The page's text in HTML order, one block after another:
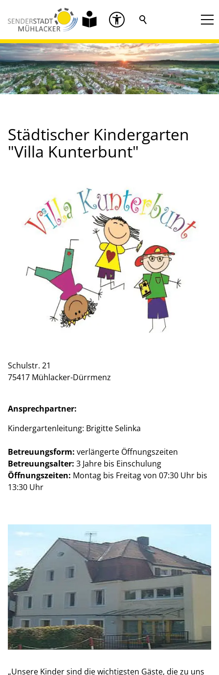
Städtischer Kindergarten
"Villa Kunterbunt"
Schulstr. 21
75417 Mühlacker-Dürrmenz
Ansprechpartner:
Kindergartenleitung: Brigitte Selinka
Betreuungsform: verlängerte Öffnungszeiten
Betreuungsalter: 3 Jahre bis Einschulung
Öffnungszeiten: Montag bis Freitag von 07:30 Uhr bis
13:30 Uhr
„Unsere Kinder sind die wichtigsten Gäste, die zu uns